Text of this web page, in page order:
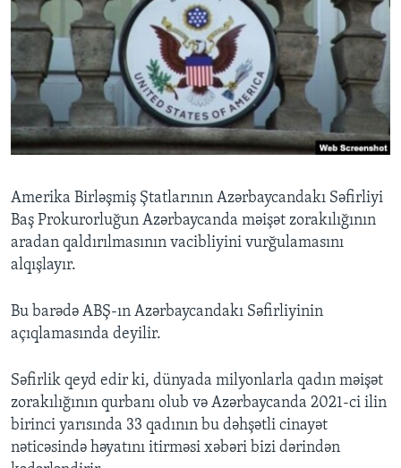
BIZI IZLƏYIN
Dillər
Amerika Birləşmiş Ştatlarının Azərbaycandakı Səfirliyi
Baş Prokurorluğun Azərbaycanda məişət zorakılığının
aradan qaldırılmasının vacibliyini vurğulamasını
alqışlayır.
Bu barədə ABŞ-ın Azərbaycandakı Səfirliyinin
açıqlamasında deyilir.
Səfirlik qeyd edir ki, dünyada milyonlarla qadın məişət
zorakılığının qurbanı olub və Azərbaycanda 2021-ci ilin
birinci yarısında 33 qadının bu dəhşətli cinayət
nəticəsində həyatını itirməsi xəbəri bizi dərindən